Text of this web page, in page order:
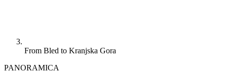
From Bled to Kranjska Gora
PANORAMICA